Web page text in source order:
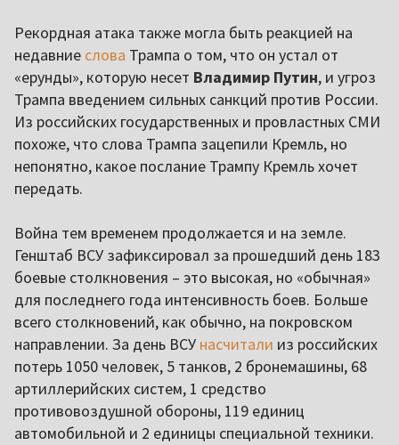
Рекордная атака также могла быть реакцией на
недавние слова Трампа о том, что он устал от
«ерунды», которую несет Владимир Путин, и угроз
Трампа введением сильных санкций против России.
Из российских государственных и провластных СМИ
похоже, что слова Трампа зацепили Кремль, но
непонятно, какое послание Трампу Кремль хочет
передать.
Война тем временем продолжается и на земле.
Генштаб ВСУ зафиксировал за прошедший день 183
боевые столкновения – это высокая, но «обычная»
для последнего года интенсивность боев. Больше
всего столкновений, как обычно, на покровском
направлении. За день ВСУ насчитали из российских
потерь 1050 человек, 5 танков, 2 бронемашины, 68
артиллерийских систем, 1 средство
противовоздушной обороны, 119 единиц
автомобильной и 2 единицы специальной техники.